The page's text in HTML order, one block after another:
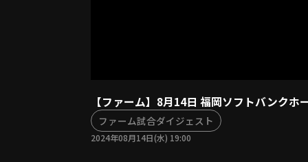
【ファーム】8月14日 福岡ソフトバンク
ファーム試合ダイジェスト
2024年08月14日(水) 19:00